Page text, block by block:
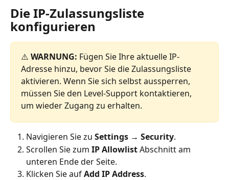
Die IP-Zulassungsliste
konfigurieren
⚠️ WARNUNG: Fügen Sie Ihre aktuelle IP-
Adresse hinzu, bevor Sie die Zulassungsliste
aktivieren. Wenn Sie sich selbst aussperren,
müssen Sie den Level-Support kontaktieren,
um wieder Zugang zu erhalten.
Navigieren Sie zu Settings → Security.
Scrollen Sie zum IP Allowlist Abschnitt am
unteren Ende der Seite.
Klicken Sie auf Add IP Address.